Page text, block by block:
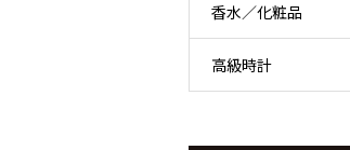
香水／化粧品
高級時計